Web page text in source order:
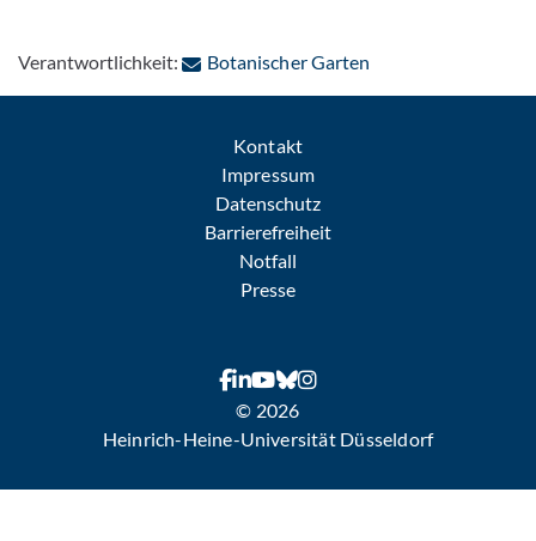
Verantwortlichkeit: Botanischer Garten: Per E-Mail
Kontakt
Impressum
Datenschutz
Barrierefreiheit
Notfall
Presse
© 2026
Heinrich-Heine-Universität Düsseldorf